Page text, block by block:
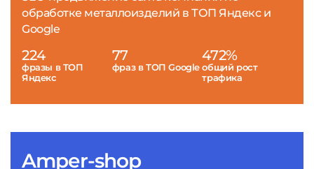
Amper-shop
обработке металлоизделий в ТОП Яндекс и
Google
224
фразы в ТОП
Яндекс
77
фраз в ТОП Google
472%
общий рост
трафика